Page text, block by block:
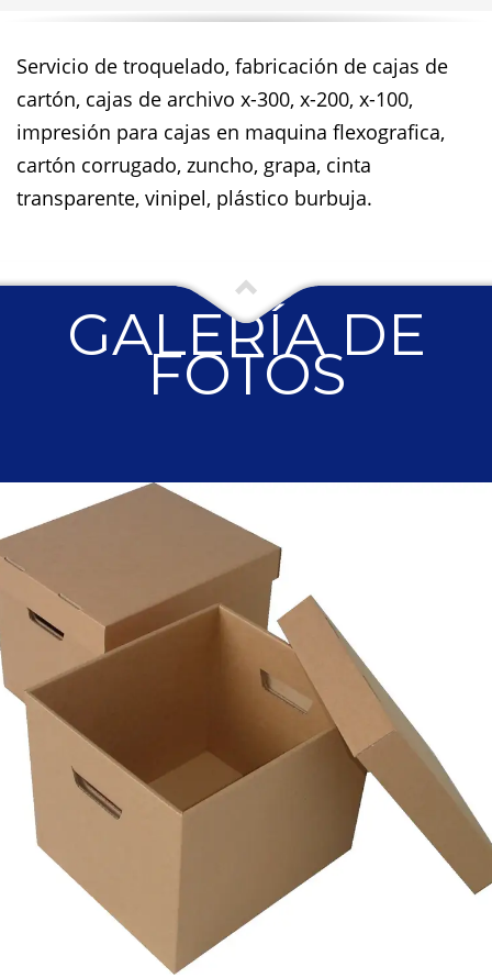
Servicio de troquelado, fabricación de cajas de
cartón, cajas de archivo x-300, x-200, x-100,
impresión para cajas en maquina flexografica,
cartón corrugado, zuncho, grapa, cinta
transparente, vinipel, plástico burbuja.
GALERÍA DE
FOTOS